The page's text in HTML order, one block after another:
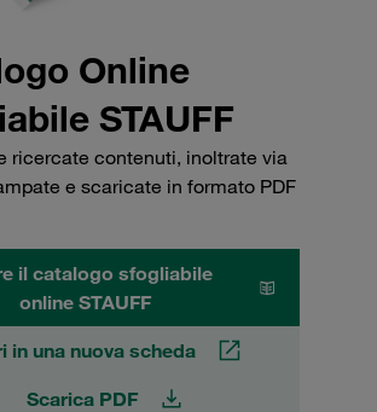
Online
STAUFF
ricercate contenuti, inoltrate via
e scaricate in formato PDF
il catalogo sfogliabile
online STAUFF
in una nuova scheda
Scarica PDF